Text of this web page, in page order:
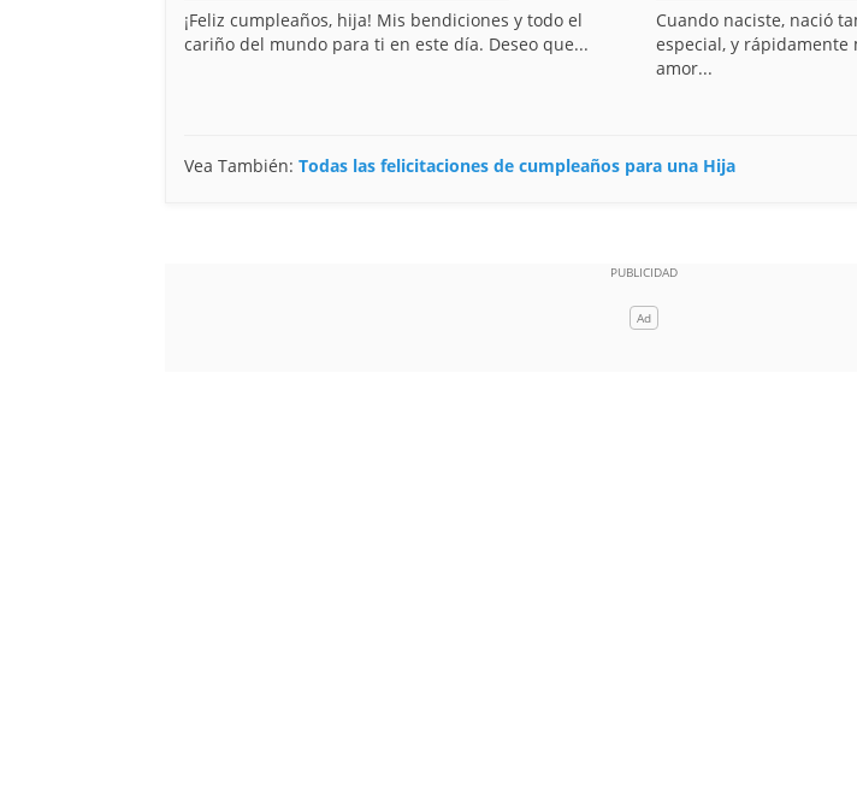
¡Feliz cumpleaños, hija! Mis bendiciones y todo el
cariño del mundo para ti en este día. Deseo que...
Cuando naciste, nació
especial, y rápidamente
amor...
Vea También: Todas las felicitaciones de cumpleaños para una Hija